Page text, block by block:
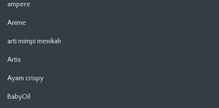
ampere
Anime
arti mimpi menikah
Artis
Ayam crispy
BabyOil